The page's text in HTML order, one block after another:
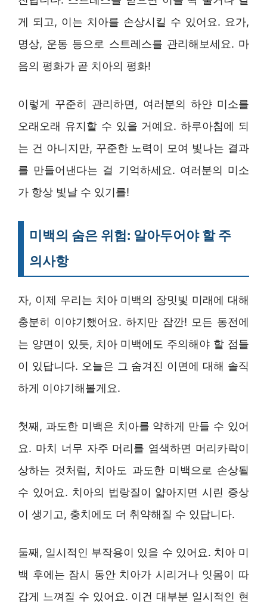
게 되고, 이는 치아를 손상시킬 수 있어요. 요가,
명상, 운동 등으로 스트레스를 관리해보세요. 마
음의 평화가 곧 치아의 평화!
이렇게 꾸준히 관리하면, 여러분의 하얀 미소를
오래오래 유지할 수 있을 거예요. 하루아침에 되
는 건 아니지만, 꾸준한 노력이 모여 빛나는 결과
를 만들어낸다는 걸 기억하세요. 여러분의 미소
가 항상 빛날 수 있기를!
미백의 숨은 위험: 알아두어야 할 주
의사항
자, 이제 우리는 치아 미백의 장밋빛 미래에 대해
충분히 이야기했어요. 하지만 잠깐! 모든 동전에
는 양면이 있듯, 치아 미백에도 주의해야 할 점들
이 있답니다. 오늘은 그 숨겨진 이면에 대해 솔직
하게 이야기해볼게요.
첫째, 과도한 미백은 치아를 약하게 만들 수 있어
요. 마치 너무 자주 머리를 염색하면 머리카락이
상하는 것처럼, 치아도 과도한 미백으로 손상될
수 있어요. 치아의 법랑질이 얇아지면 시린 증상
이 생기고, 충치에도 더 취약해질 수 있답니다.
둘째, 일시적인 부작용이 있을 수 있어요. 치아 미
백 후에는 잠시 동안 치아가 시리거나 잇몸이 따
갑게 느껴질 수 있어요. 이건 대부분 일시적인 현